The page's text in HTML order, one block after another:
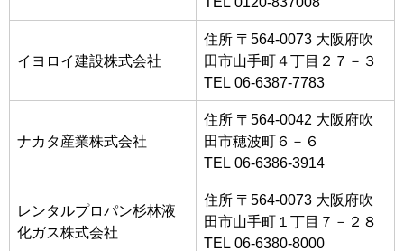
イヨロイ建設株式会社
住所 〒564-0073 大阪府吹
田市山手町４丁目２７－３
TEL 06-6387-7783
ナカタ産業株式会社
住所 〒564-0042 大阪府吹
田市穂波町６－６
TEL 06-6386-3914
レンタルプロパン杉林液
化ガス株式会社
住所 〒564-0073 大阪府吹
田市山手町１丁目７－２８
TEL 06-6380-8000